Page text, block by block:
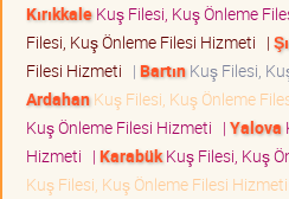
KırıkkaleKuş Filesi, Kuş Önleme
Filesi, Kuş Önleme Filesi Hizmeti |
Filesi Hizmeti | BartınKuş Filesi,
ArdahanKuş Filesi, Kuş Önleme
Kuş Önleme Filesi Hizmeti | Yalova
Hizmeti | KarabükKuş Filesi, Kuş
Kuş Filesi, Kuş Önleme Filesi Hizmeti